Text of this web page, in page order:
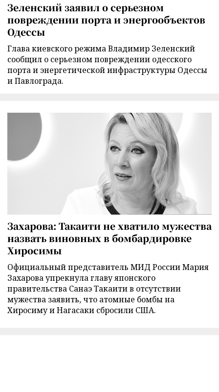
Зеленский заявил о серьезном
повреждении порта и энергообъектов
Одессы
Глава киевского режима Владимир Зеленский
сообщил о серьезном повреждении одесского
порта и энергетической инфраструктуры Одессы
и Павлограда.
Захарова: Такаити не хватило мужества
назвать виновных в бомбардировке
Хиросимы
Официальный представитель МИД России Мария
Захарова упрекнула главу японского
правительства Санаэ Такаити в отсутствии
мужества заявить, что атомные бомбы на
Хиросиму и Нагасаки сбросили США.